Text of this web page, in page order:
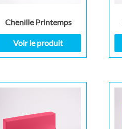
Chenille Printemps
Voir le produit